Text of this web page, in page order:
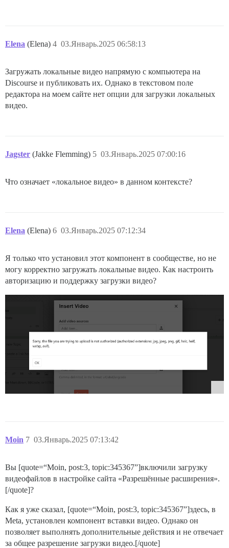
Elena (Elena) 03.Январь.2025 06:58:13
4
Загружать локальные видео напрямую с компьютера на
Discourse и публиковать их. Однако в текстовом поле
редактора на моем сайте нет опции для загрузки локальных
видео.
Jagster (Jakke Flemming) 03.Январь.2025 07:00:16
5
Что означает «локальное видео» в данном контексте?
Elena (Elena) 03.Январь.2025 07:12:34
6
Я только что установил этот компонент в сообществе, но не
могу корректно загружать локальные видео. Как настроить
авторизацию и поддержку загрузки видео?
Moin 03.Январь.2025 07:13:42
7
Вы [quote=“Moin, post:3, topic:345367”]включили загрузку
видеофайлов в настройке сайта «Разрешённые расширения».
[/quote]?
Как я уже сказал, [quote=“Moin, post:3, topic:345367”]здесь, в
Meta, установлен компонент вставки видео. Однако он
позволяет выполнять дополнительные действия и не отвечает
за общее разрешение загрузки видео.[/quote]